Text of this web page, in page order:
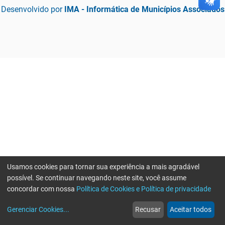
Desenvolvido por IMA - Informática de Municípios Associados
web
Notícias
more_horiz
Mais
Usamos cookies para tornar sua experiência a mais agradável
possível. Se continuar navegando neste site, você assume
concordar com nossa Política de Cookies e Política de privacidade
Gerenciar Cookies... Recusar Aceitar todos
Erro ao enviar informações, por favor tente novamente